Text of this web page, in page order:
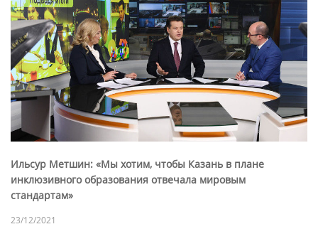
Ильсур Метшин: «Мы хотим, чтобы Казань в плане
инклюзивного образования отвечала мировым
стандартам»
23/12/2021